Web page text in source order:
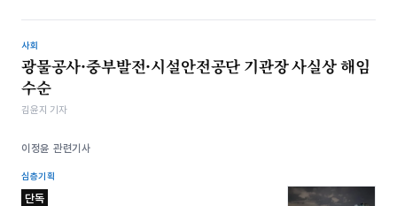
사회
광물공사·중부발전·시설안전공단 기관장 사실상 해임
수순
김윤지 기자
이정윤 관련기사
심층기획
단독